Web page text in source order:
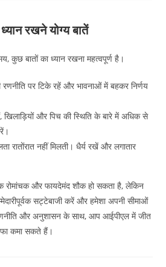
रखने योग्य बातें
कुछ बातों का ध्यान रखना महत्वपूर्ण है।
रणनीति पर टिके रहें और भावनाओं में बहकर निर्णय
खिलाड़ियों और पिच की स्थिति के बारे में अधिक से
रातोंरात नहीं मिलती। धैर्य रखें और लगातार
रोमांचक और फायदेमंद शौक हो सकता है, लेकिन
सट्टेबाजी करें और हमेशा अपनी सीमाओं
और अनुशासन के साथ, आप आईपीएल में जीत
कमा सकते हैं।